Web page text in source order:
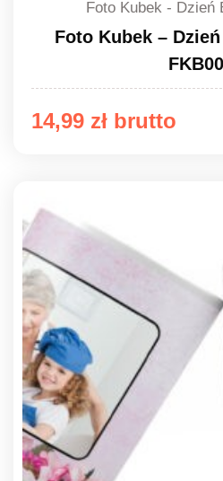
Foto Kubek - Dzień
Foto Kubek –
14,99 zł